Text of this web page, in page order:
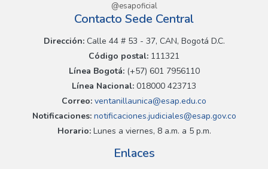
@esapoficial
Contacto Sede Central
Dirección:Calle 44 # 53 - 37, CAN, Bogotá D.C.
Código postal: 111321
Línea Bogotá:(+57) 601 7956110
Línea Nacional: 018000 423713
Correo: ventanillaunica@esap.edu.co
Notificaciones:notificaciones.judiciales@esap.gov.co
Horario:Lunes a viernes, 8 a.m. a 5 p.m.
Enlaces